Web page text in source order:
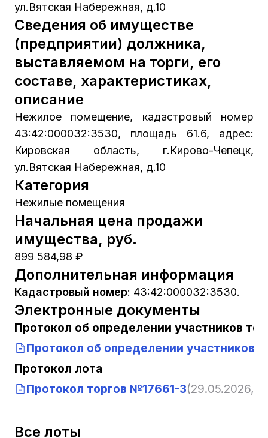
ул.Вятская Набережная, д.10
Сведения об имуществе
(предприятии) должника,
выставляемом на торги, его
составе, характеристиках,
описание
Нежилое помещение, кадастровый номер
43:42:000032:3530, площадь 61.6, адрес:
Кировская область, г.Кирово-Чепецк,
ул.Вятская Набережная, д.10
Категория
Нежилые помещения
Начальная цена продажи
имущества, руб.
899 584,98 ₽
Дополнительная информация
Кадастровый номер: 43:42:000032:3530.
Электронные документы
Протокол об определении участников
Протокол об определении участников
Протокол лота
Протокол торгов №17661-3(29.05.2026,
Все лоты